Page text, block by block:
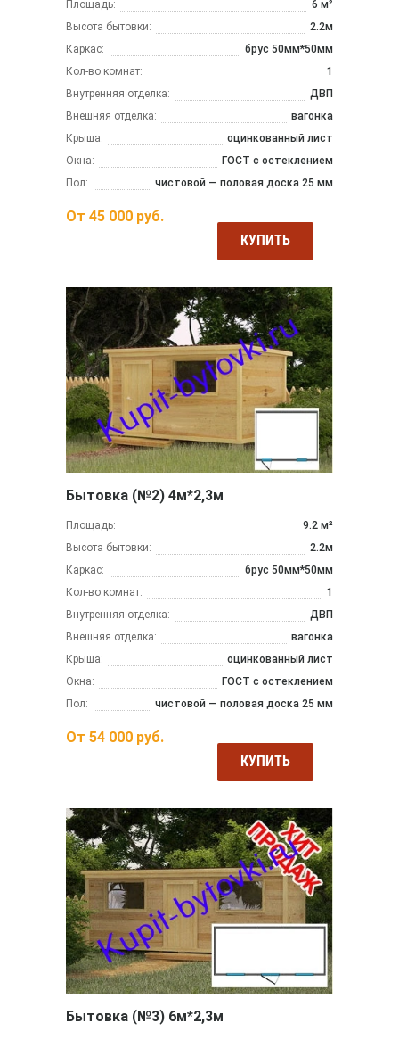
Площадь:
6 м²
Высота бытовки:
2.2м
Каркас:
брус 50мм*50мм
Кол-во комнат:
1
Внутренняя отделка:
ДВП
Внешняя отделка:
вагонка
Крыша:
оцинкованный лист
Окна:
ГОСТ с остеклением
Пол:
чистовой — половая доска 25 мм
От 45 000 руб.
КУПИТЬ
Бытовка (№2) 4м*2,3м
Площадь:
9.2 м²
Высота бытовки:
2.2м
Каркас:
брус 50мм*50мм
Кол-во комнат:
1
Внутренняя отделка:
ДВП
Внешняя отделка:
вагонка
Крыша:
оцинкованный лист
Окна:
ГОСТ с остеклением
Пол:
чистовой — половая доска 25 мм
От 54 000 руб.
КУПИТЬ
Бытовка (№3) 6м*2,3м